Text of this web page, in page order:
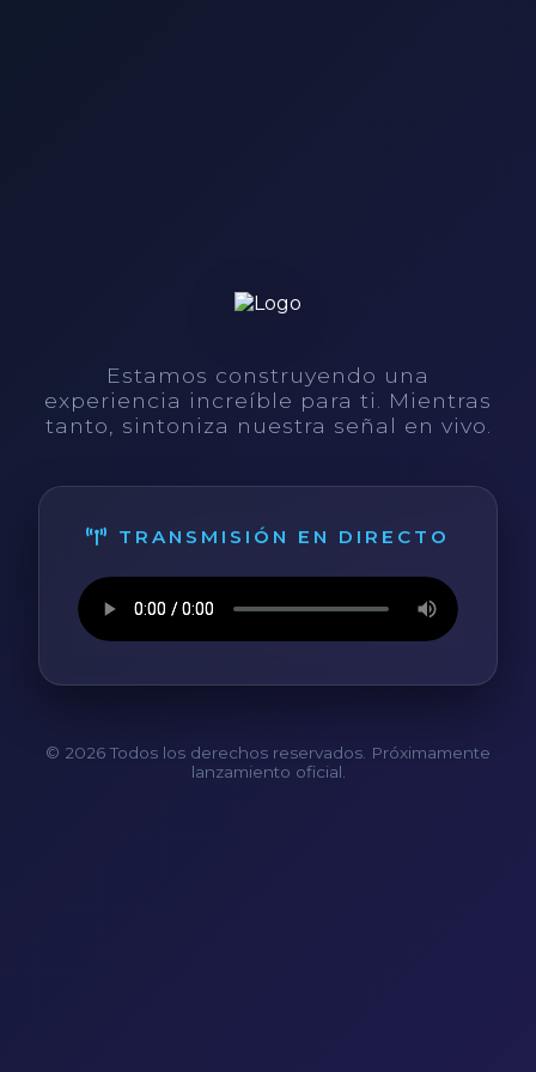
Estamos construyendo una
experiencia increíble para ti. Mientras
tanto, sintoniza nuestra señal en vivo.
TRANSMISIÓN EN DIRECTO
© 2026 Todos los derechos reservados. Próximamente
lanzamiento oficial.